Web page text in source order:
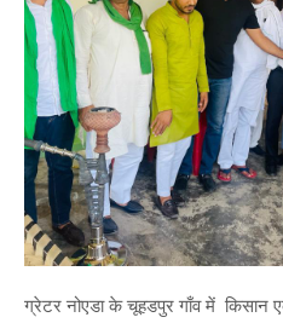
ग्रेटर नोएडा के चूहडपुर गाँव में किसान